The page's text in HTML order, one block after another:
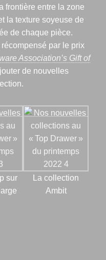
frontière entre la zone
la texture soyeuse de
de chaque pièce.
récompensé par le prix
Association’s Gift of
de nouvelles
sur
La collection
Ambit